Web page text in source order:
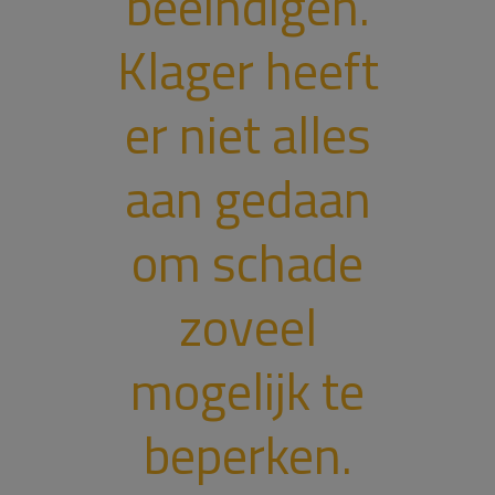
Klager heeft
er niet alles
aan gedaan
om schade
zoveel
mogelijk te
beperken.